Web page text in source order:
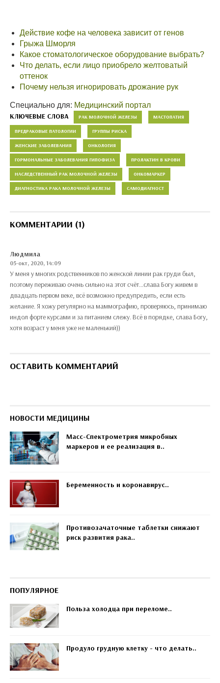
Действие кофе на человека зависит от генов
Грыжа Шморля
Какое стоматологическое оборудование выбрать?
Что делать, если лицо приобрело желтоватый
оттенок
Почему нельзя игнорировать дрожание рук
Специально для: Медицинский портал
КЛЮЧЕВЫЕ СЛОВА РАК МОЛОЧНОЙ ЖЕЛЕЗЫ МАСТОПАТИЯ
ПРЕДРАКОВЫЕ ПАТОЛОГИИ ГРУППЫ РИСКА
ЖЕНСКИЕ ЗАБОЛЕВАНИЯ ОНКОЛОГИЯ
ГОРМОНАЛЬНЫЕ ЗАБОЛЕВАНИЯ ГИПОФИЗА ПРОЛАКТИН В КРОВИ
НАСЛЕДСТВЕННЫЙ РАК МОЛОЧНОЙ ЖЕЛЕЗЫ ОНКОМАРКЕР
ДИАГНОСТИКА РАКА МОЛОЧНОЙ ЖЕЛЕЗЫ САМОДИАГНОСТ
КОММЕНТАРИИ (1)
Людмила
05-окт, 2020, 14:09
У меня у многих родственников по женской линии рак груди был,
поэтому переживаю очень сильно на этот счёт...слава Богу живем в
двадцать первом веке, всё возможно предупредить, если есть
желание. Я хожу регулярно на маммографию, проверяюсь, принимаю
индол форте курсами и за питанием слежу. Всё в порядке, слава Богу,
хотя возраст у меня уже не маленький))
ОСТАВИТЬ КОММЕНТАРИЙ
НОВОСТИ МЕДИЦИНЫ
Масс-Спектрометрия микробных
маркеров и ее реализация в..
Беременность и коронавирус..
Противозачаточные таблетки снижают
риск развития рака..
ПОПУЛЯРНОЕ
Польза холодца при переломе..
Продуло грудную клетку - что делать..